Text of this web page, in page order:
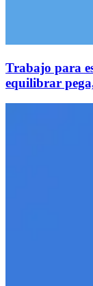
Trabajo para
equilibrar